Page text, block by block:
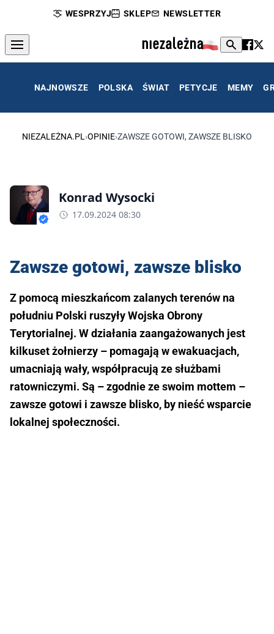
WESPRZYJ SKLEP NEWSLETTER
NAJNOWSZE POLSKA ŚWIAT PETYCJE MEMY
NIEZALEŻNA.PL ›OPINIE›ZAWSZE GOTOWI, ZAWSZE BLISKO
Konrad Wysocki
17.09.2024 08:30
Zawsze gotowi, zawsze blisko
Z pomocą mieszkańcom zalanych terenów na
południu Polski ruszyły Wojska Obrony
Terytorialnej. W działania zaangażowanych jest
kilkuset żołnierzy – pomagają w ewakuacjach,
umacniają wały, współpracują ze służbami
ratowniczymi. Są – zgodnie ze swoim mottem –
zawsze gotowi i zawsze blisko, by nieść wsparcie
lokalnej społeczności.